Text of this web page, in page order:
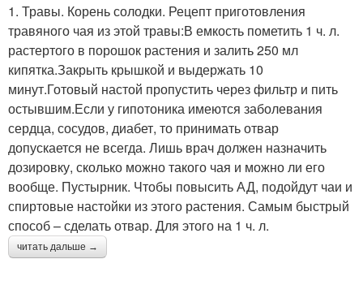
1. Травы. Корень солодки. Рецепт приготовления
травяного чая из этой травы:В емкость пометить 1 ч. л.
растертого в порошок растения и залить 250 мл
кипятка.Закрыть крышкой и выдержать 10
минут.Готовый настой пропустить через фильтр и пить
остывшим.Если у гипотоника имеются заболевания
сердца, сосудов, диабет, то принимать отвар
допускается не всегда. Лишь врач должен назначить
дозировку, сколько можно такого чая и можно ли его
вообще. Пустырник. Чтобы повысить АД, подойдут чаи и
спиртовые настойки из этого растения. Самым быстрый
способ – сделать отвар. Для этого на 1 ч. л.
читать дальше →